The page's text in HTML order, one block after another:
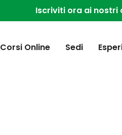
Iscriviti ora ai nostri
Corsi Online Sedi